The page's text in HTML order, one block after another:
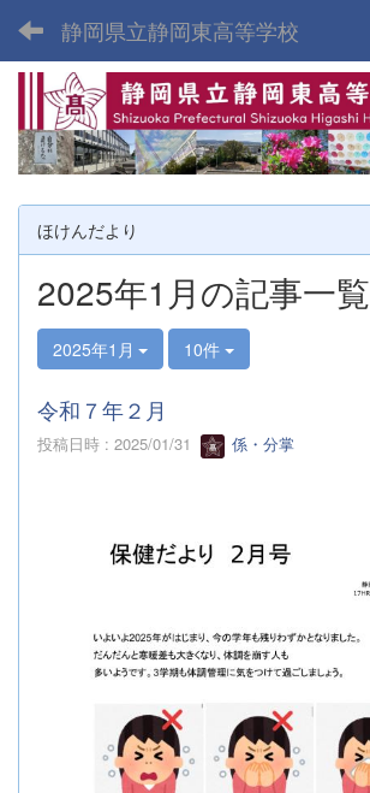
静岡県立静岡東高等学校
ほけんだより
2025年1月の記事一覧
2025年1月 10件
令和７年２月
投稿日時 : 2025/01/31 係・分掌